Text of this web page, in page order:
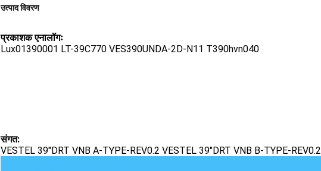
उत्पाद विवरण
प्रकाशक एनालॉगः
Lux01390001 LT-39C770 VES390UNDA-2D-N11 T390hvn040
संगत:
VESTEL 39"DRT VNB A-TYPE-REV0.2 VESTEL 39"DRT VNB B-TYPE-REV0.2